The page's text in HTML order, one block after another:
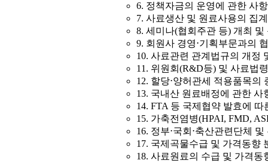
6. 정책자금의 운영에 관한 사항
7. 사료생산 및 원료사용의 집
8. 세미나(협회주관 등) 개최
9. 회원사 경영⋅기획부문과의
10. 사료관련 관계법규의 개정
11. 위원회(R&D등) 및 사료법
12. 할당⋅양허관세 적용품목의
13. 국내산 원료배정에 관한 사
14. FTA 등 국제협약 발효에
15. 가축전염병(HPAI, FMD,
16. 정부⋅국회⋅축산관련단체
17. 국제곡물수급 및 가격동향
18. 사료원료의 수급 및 가격동